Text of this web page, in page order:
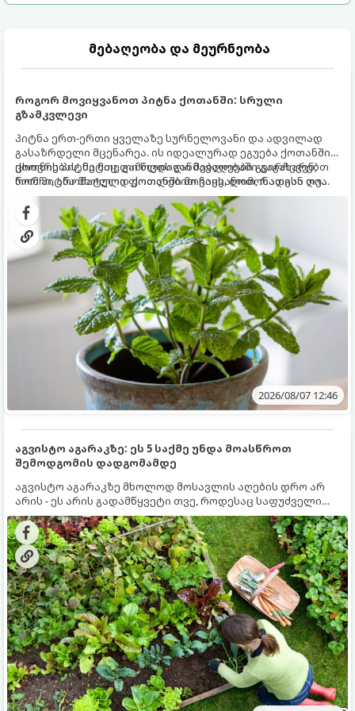
მებაღეობა და მეურნეობა
როგორ მოვიყვანოთ პიტნა ქოთანში: სრული
გზამკვლევი
პიტნა ერთ-ერთი ყველაზე სურნელოვანი და ადვილად
გასაზრდელი მცენარეა. ის იდეალურად ეგუება ქოთანში
ცხოვრებას, მეტიც, გამოცდილი მებაღეები გვირჩევენ,
რომ პიტნა მხოლოდ ქოთანში მოვიყვანოთ, რადგან ღია
გრუნტში (ბაღში) დარგვისას ის ფესვებით ძალიან
სწრაფად ვრცელდება და სხვა მცენარეებს ავიწროებს.
ქოთნის პიტნა მთელი წლის განმავლობაში გაგახარებთ
ნორჩი, არომატული ფოთლებით ჩაის, ლიმონათისა თუ
კერძებისთვის.
2026/08/07 12:46
აგვისტო აგარაკზე: ეს 5 საქმე უნდა მოასწროთ
შემოდგომის დადგომამდე
აგვისტო აგარაკზე მხოლოდ მოსავლის აღების დრო არ
არის - ეს არის გადამწყვეტი თვე, როდესაც საფუძველი
ეყრება მომავალი წლის მოსავალს და ბაღი მზადდება
შემოდგომა-ზამთრის სეზონისთვის. იმისათვის, რომ
ნიადაგმა ენერგია აღიდგინოს, ხოლო მცენარეებმა
ზამთარს გაუძლონ, აგვისტოს ბოლომდე 5
მნიშვნელოვანი საქმის გაკეთება უნდა მოასწროთ: